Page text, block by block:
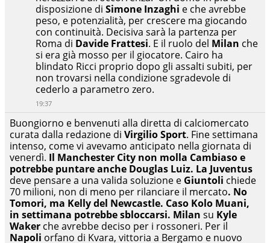
disposizione di Simone Inzaghi e che avrebbe
peso, e potenzialità, per crescere ma giocando
con continuità. Decisiva sarà la partenza per
Roma di Davide Frattesi. E il ruolo del Milan che
si era già mosso per il giocatore. Cairo ha
blindato Ricci proprio dopo gli assalti subiti, per
non trovarsi nella condizione sgradevole di
cederlo a parametro zero.
19:37
Buongiorno e benvenuti alla diretta di calciomercato
curata dalla redazione di Virgilio Sport. Fine settimana
intenso, come vi avevamo anticipato nella giornata di
venerdì. Il Manchester City non molla Cambiaso e
potrebbe puntare anche Douglas Luiz. La Juventus
deve pensare a una valida soluzione e Giuntoli chiede
70 milioni, non di meno per rilanciare il mercato. No
Tomori, ma Kelly del Newcastle. Caso Kolo Muani,
in settimana potrebbe sbloccarsi. Milan su Kyle
Waker che avrebbe deciso per i rossoneri. Per il
Napoli orfano di Kvara, vittoria a Bergamo e nuovo